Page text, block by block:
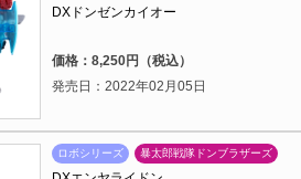
DXドンゼンカイオー
価格：8,250円（税込）
発売日：2022年02月05日
ロボシリーズ 暴太郎戦隊ドンブラザーズ